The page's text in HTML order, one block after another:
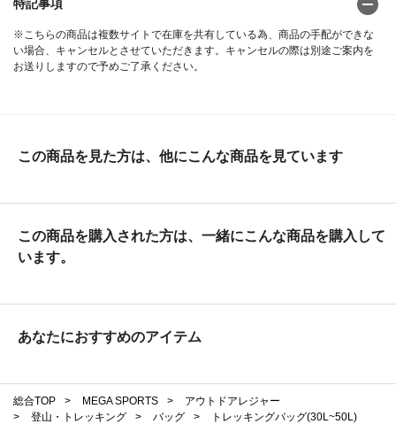
特記事項
※こちらの商品は複数サイトで在庫を共有している為、商品の手配ができな
い場合、キャンセルとさせていただきます。キャンセルの際は別途ご案内を
お送りしますので予めご了承ください。
この商品を見た方は、他にこんな商品を見ています
この商品を購入された方は、一緒にこんな商品を購入して
います。
あなたにおすすめのアイテム
総合TOP > MEGA SPORTS >
アウトドアレジャー
>
登山・トレッキング > バッグ >
トレッキングバッグ(30L~50L)